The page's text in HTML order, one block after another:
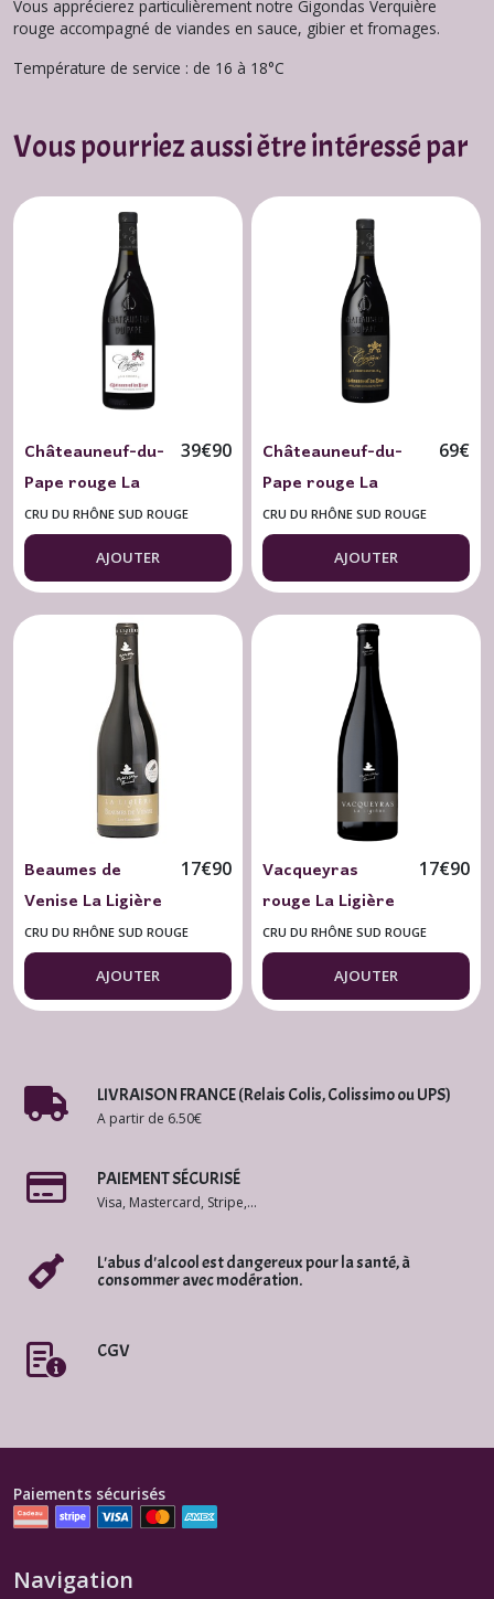
Vous apprécierez particulièrement notre Gigondas Verquière
rouge accompagné de viandes en sauce, gibier et fromages.
Température de service : de 16 à 18°C
Vous pourriez aussi être intéressé par
Châteauneuf-du-
Pape rouge La
Celestière 2022
"La Croze"
39€90
CRU DU RHÔNE SUD ROUGE
AJOUTER
Châteauneuf-du-
Pape rouge La
Celestière 2019
"Confidentielle"
69€
CRU DU RHÔNE SUD ROUGE
AJOUTER
Beaumes de
Venise La Ligière
2023 les
Garennes 75 cl.
Bio
17€90
CRU DU RHÔNE SUD ROUGE
AJOUTER
Vacqueyras
rouge La Ligière
2023 Classique 75
cl. Bio
17€90
CRU DU RHÔNE SUD ROUGE
AJOUTER
LIVRAISON FRANCE (Relais Colis, Colissimo ou UPS)
A partir de 6.50€
PAIEMENT SÉCURISÉ
Visa, Mastercard, Stripe,...
L'abus d'alcool est dangereux pour la santé, à
consommer avec modération.
CGV
Paiements sécurisés
Navigation